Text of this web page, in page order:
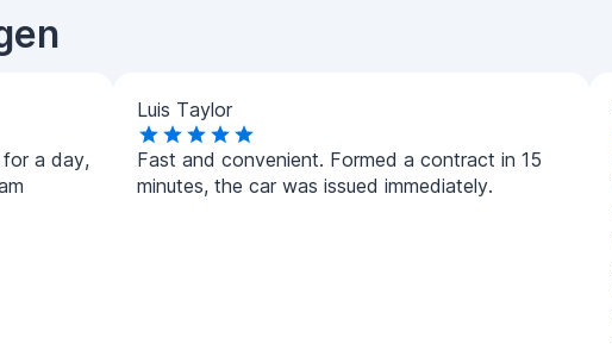
a day,
Luis Taylor
Fast and convenient. Formed a contract in 15
minutes, the car was issued immediately.